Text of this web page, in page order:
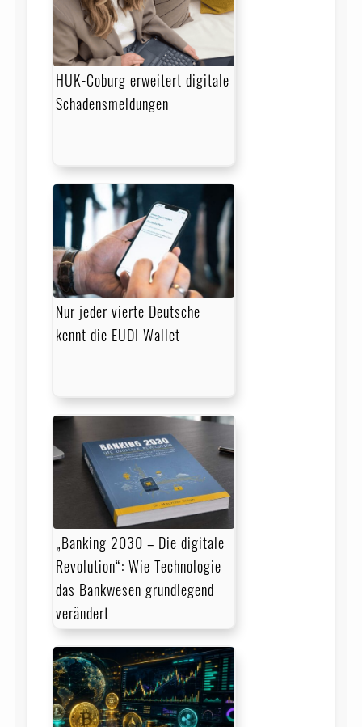
HUK-Coburg erweitert digitale
Schadensmeldungen
Nur jeder vierte Deutsche
kennt die EUDI Wallet
„Banking 2030 – Die digitale
Revolution“: Wie Technologie
das Bankwesen grundlegend
verändert